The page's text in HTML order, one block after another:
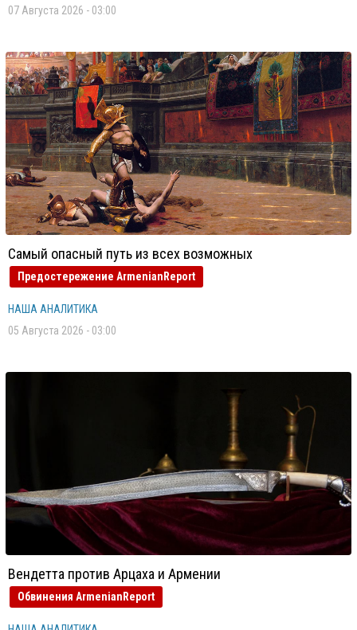
07 Августа 2026 - 03:00
Самый опасный путь из всех возможных
Предостережение ArmenianReport
НАША АНАЛИТИКА
05 Августа 2026 - 03:00
Вендетта против Арцаха и Армении
Обвинения ArmenianReport